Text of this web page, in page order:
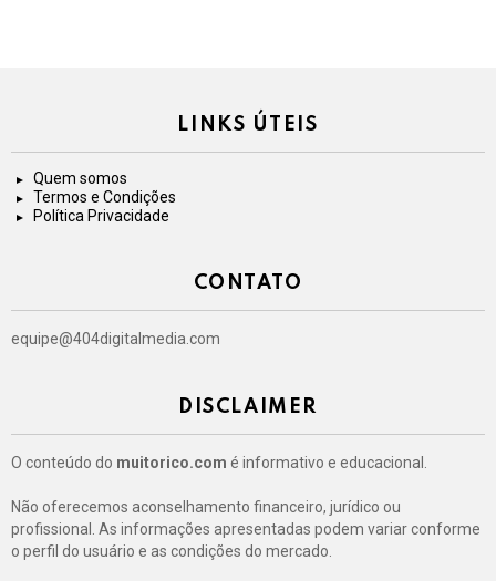
LINKS ÚTEIS
Quem somos
Termos e Condições
Política Privacidade
CONTATO
equipe@404digitalmedia.com
DISCLAIMER
O conteúdo do muitorico.com é informativo e educacional.
Não oferecemos aconselhamento financeiro, jurídico ou
profissional. As informações apresentadas podem variar conforme
o perfil do usuário e as condições do mercado.